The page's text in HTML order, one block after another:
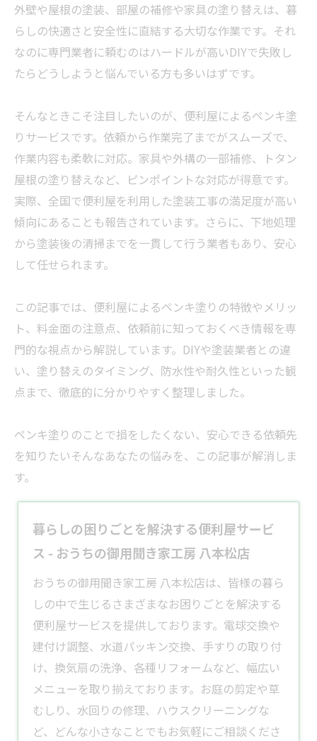
外壁や屋根の塗装、部屋の補修や家具の塗り替えは、暮
らしの快適さと安全性に直結する大切な作業です。それ
なのに専門業者に頼むのはハードルが高いDIYで失敗し
たらどうしようと悩んでいる方も多いはずです。
そんなときこそ注目したいのが、便利屋によるペンキ塗
りサービスです。依頼から作業完了までがスムーズで、
作業内容も柔軟に対応。家具や外構の一部補修、トタン
屋根の塗り替えなど、ピンポイントな対応が得意です。
実際、全国で便利屋を利用した塗装工事の満足度が高い
傾向にあることも報告されています。さらに、下地処理
から塗装後の清掃までを一貫して行う業者もあり、安心
して任せられます。
この記事では、便利屋によるペンキ塗りの特徴やメリッ
ト、料金面の注意点、依頼前に知っておくべき情報を専
門的な視点から解説しています。DIYや塗装業者との違
い、塗り替えのタイミング、防水性や耐久性といった観
点まで、徹底的に分かりやすく整理しました。
ペンキ塗りのことで損をしたくない、安心できる依頼先
を知りたいそんなあなたの悩みを、この記事が解消しま
す。
暮らしの困りごとを解決する便利屋サービ
ス - おうちの御用聞き家工房 八本松店
​おうちの御用聞き家工房 八本松店は、皆様の暮ら
しの中で生じるさまざまなお困りごとを解決する
便利屋サービスを提供しております。​電球交換や
建付け調整、水道パッキン交換、手すりの取り付
け、 換気扇の洗浄、各種 リフォームなど、幅広い
メニューを取り揃えております。​お庭の剪定や草
むしり、水回りの修理、ハウスクリーニングな
ど、どんな小さなことでもお気軽にご相談くださ